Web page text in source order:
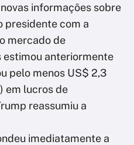
informações sobre
presidente com a
mercado de
estimou anteriormente
pelo menos US$ 2,3
em lucros de
reassumiu a
imediatamente a